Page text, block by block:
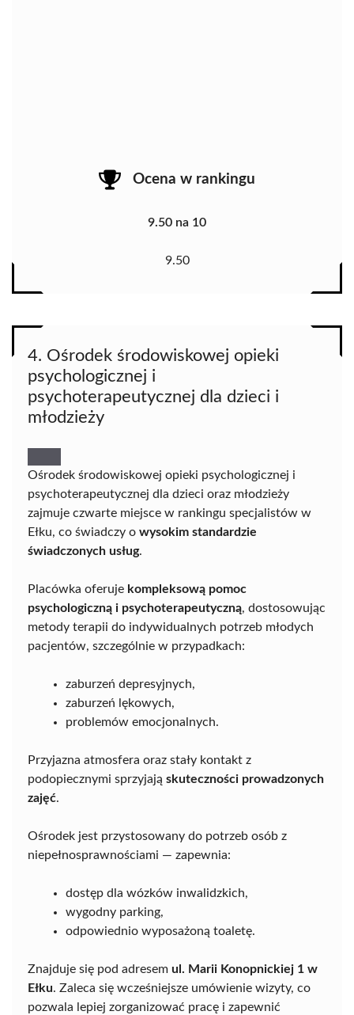
Ocena w rankingu
9.50 na 10
9.50
4. Ośrodek środowiskowej opieki
psychologicznej i
psychoterapeutycznej dla dzieci i
młodzieży
Ośrodek środowiskowej opieki psychologicznej i
psychoterapeutycznej dla dzieci oraz młodzieży
zajmuje czwarte miejsce w rankingu specjalistów w
Ełku, co świadczy o wysokim standardzie
świadczonych usług.
Placówka oferuje kompleksową pomoc
psychologiczną i psychoterapeutyczną, dostosowując
metody terapii do indywidualnych potrzeb młodych
pacjentów, szczególnie w przypadkach:
zaburzeń depresyjnych,
zaburzeń lękowych,
problemów emocjonalnych.
Przyjazna atmosfera oraz stały kontakt z
podopiecznymi sprzyjają skuteczności prowadzonych
zajęć.
Ośrodek jest przystosowany do potrzeb osób z
niepełnosprawnościami — zapewnia:
dostęp dla wózków inwalidzkich,
wygodny parking,
odpowiednio wyposażoną toaletę.
Znajduje się pod adresem ul. Marii Konopnickiej 1 w
Ełku. Zaleca się wcześniejsze umówienie wizyty, co
pozwala lepiej zorganizować pracę i zapewnić